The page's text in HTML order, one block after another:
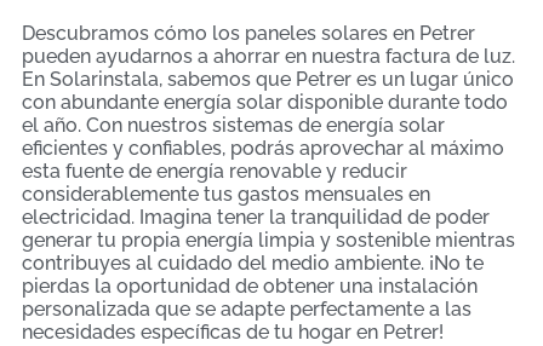
Descubramos cómo los paneles solares en Petrer
pueden ayudarnos a ahorrar en nuestra factura de luz.
En Solarinstala, sabemos que Petrer es un lugar único
con abundante energía solar disponible durante todo
el año. Con nuestros sistemas de energía solar
eficientes y confiables, podrás aprovechar al máximo
esta fuente de energía renovable y reducir
considerablemente tus gastos mensuales en
electricidad. Imagina tener la tranquilidad de poder
generar tu propia energía limpia y sostenible mientras
contribuyes al cuidado del medio ambiente. ¡No te
pierdas la oportunidad de obtener una instalación
personalizada que se adapte perfectamente a las
necesidades específicas de tu hogar en Petrer!